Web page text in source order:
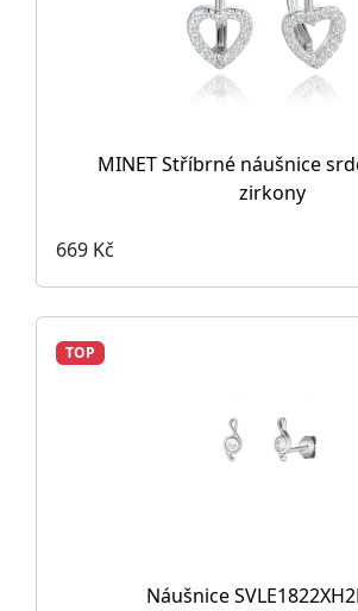
MINET Stříbrné náušnice
zirkony
669 Kč
TOP
Náušnice